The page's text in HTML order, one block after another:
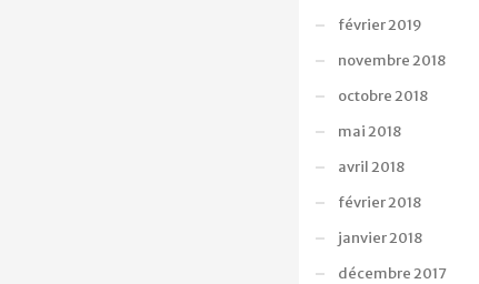
février 2019
novembre 2018
octobre 2018
mai 2018
avril 2018
février 2018
janvier 2018
décembre 2017